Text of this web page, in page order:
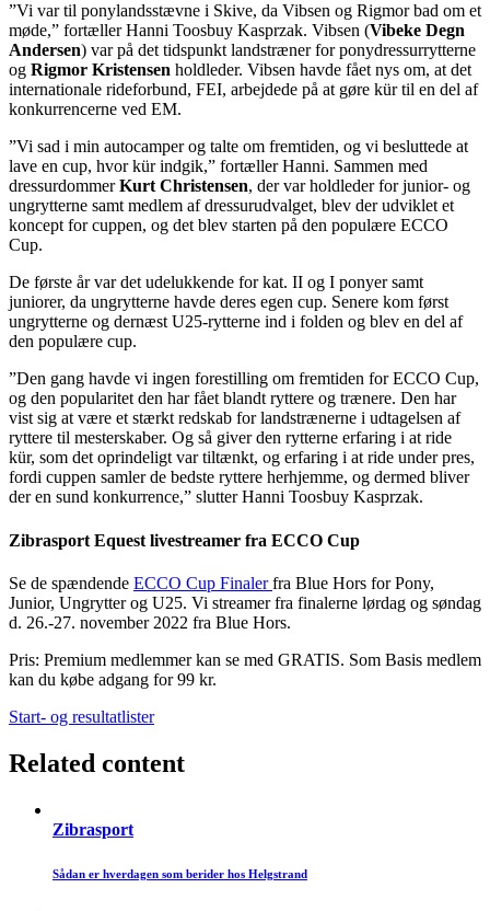
”Vi var til ponylandsstævne i Skive, da Vibsen og Rigmor bad om et
møde,” fortæller Hanni Toosbuy Kasprzak. Vibsen (Vibeke Degn
Andersen) var på det tidspunkt landstræner for ponydressurrytterne
og Rigmor Kristensen holdleder. Vibsen havde fået nys om, at det
internationale rideforbund, FEI, arbejdede på at gøre kür til en del af
konkurrencerne ved EM.
”Vi sad i min autocamper og talte om fremtiden, og vi besluttede at
lave en cup, hvor kür indgik,” fortæller Hanni. Sammen med
dressurdommerKurt Christensen, der var holdleder for junior- og
ungrytterne samt medlem af dressurudvalget, blev der udviklet et
koncept for cuppen, og det blev starten på den populære ECCO
Cup.
De første år var det udelukkende for kat. II og I ponyer samt
juniorer, da ungrytterne havde deres egen cup. Senere kom først
ungrytterne og dernæst U25-rytterne ind i folden og blev en del af
den populære cup.
”Den gang havde vi ingen forestilling om fremtiden for ECCO Cup,
og den popularitet den har fået blandt ryttere og trænere. Den har
vist sig at være et stærkt redskab for landstrænerne i udtagelsen af
ryttere til mesterskaber. Og så giver den rytterne erfaring i at ride
kür, som det oprindeligt var tiltænkt, og erfaring i at ride under pres,
fordi cuppen samler de bedste ryttere herhjemme, og dermed bliver
der en sund konkurrence,” slutter Hanni Toosbuy Kasprzak.
Zibrasport Equest livestreamer fra ECCO Cup
Se de spændende ECCO Cup Finalerfra Blue Hors for Pony,
Junior, Ungrytter og U25. Vi streamer fra finalerne lørdag og søndag
d. 26.-27. november 2022 fra Blue Hors.
Pris: Premium medlemmer kan se med GRATIS. Som Basis medlem
kan du købe adgang for 99 kr.
Start- og resultatlister
Related content
Zibrasport
Sådan er hverdagen som berider hos Helgstrand